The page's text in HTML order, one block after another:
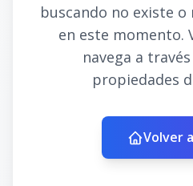
buscando no existe
en este momento.
navega a
propiedades
Volver